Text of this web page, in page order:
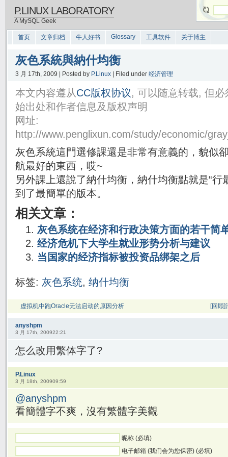
P.LINUX LABORATORY
A MySQL Geek
首页 文章归档 牛人好书 Glossary 工具软件 关于博主
灰色系統與納什均衡
3 月 17th, 2009 | Posted by P.Linux | Filed under 经济管理
本文内容遵从CC版权协议, 可以随意转载, 但
始出处和作者信息及版权声明
网址:
http://www.penglixun.com/study/economic/
灰色系統這門選修課還是非常有意義的，貌似
航最好的東西，哎~
另外課上還說了納什均衡，納什均衡點就是“行
到了最簡單的版本。
相关文章：
灰色系统在经济和行政决策方面的若干简
经济危机下大学生就业形势分析与建议
当国家的经济指标被投资品绑架之后
标签: 灰色系统, 纳什均衡
虚拟机中跑Oracle无法启动的原因分析 [回顾
anyshpm
3 月 17th, 200922:21
怎么改用繁体字了?
P.Linux
3 月 18th, 200909:59
@anyshpm
看簡體字不爽，沒有繁體字美觀
昵称 (必填)
电子邮箱 (我们会为您保密) (必填)